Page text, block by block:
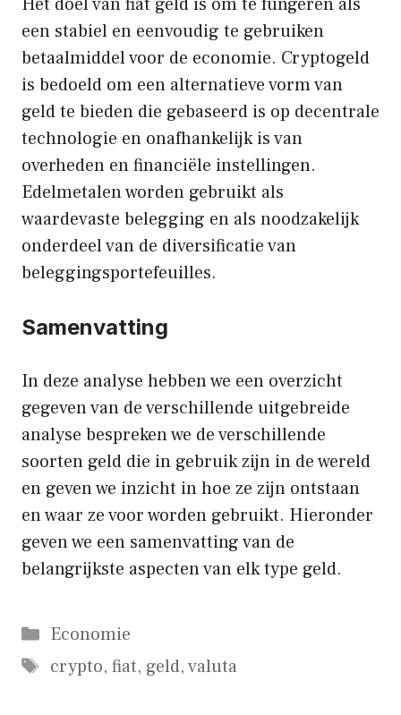
een stabiel en eenvoudig te gebruiken
betaalmiddel voor de economie. Cryptogeld
is bedoeld om een alternatieve vorm van
geld te bieden die gebaseerd is op decentrale
technologie en onafhankelijk is van
overheden en financiële instellingen.
Edelmetalen worden gebruikt als
waardevaste belegging en als noodzakelijk
onderdeel van de diversificatie van
beleggingsportefeuilles.
Samenvatting
In deze analyse hebben we een overzicht
gegeven van de verschillende uitgebreide
analyse bespreken we de verschillende
soorten geld die in gebruik zijn in de wereld
en geven we inzicht in hoe ze zijn ontstaan
en waar ze voor worden gebruikt. Hieronder
geven we een samenvatting van de
belangrijkste aspecten van elk type geld.
Categorieën
Economie
Tags
crypto, fiat, geld,valuta